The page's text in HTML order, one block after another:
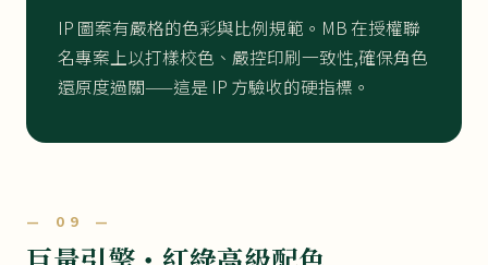
IP 圖案有嚴格的色彩與比例規範。MB 在授權聯
名專案上以打樣校色、嚴控印刷一致性,確保角色
還原度過關——這是 IP 方驗收的硬指標。
— 09 —